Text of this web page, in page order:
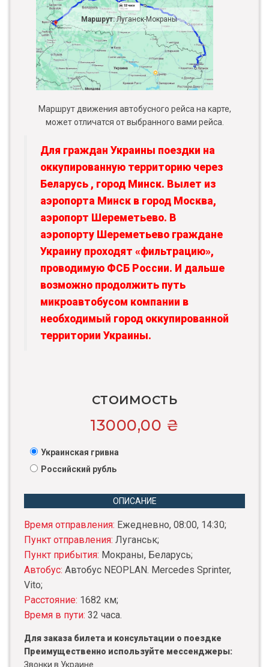
Маршрут:Луганск-Мокраны
Маршрут движения автобусного рейса на карте,
может отличатся от выбранного вами рейса.
Для граждан Украины поездки на
оккупированную территорию через
Беларусь , город Минск. Вылет из
аэропорта Минск в город Москва,
аэропорт Шереметьево. В
аэропорту Шереметьево граждане
Украину проходят «фильтрацию»,
проводимую ФСБ России. И дальше
возможно продолжить путь
микроавтобусом компании в
необходимый город оккупированной
территории Украины.
СТОИМОСТЬ
13000,00 ₴
Украинская гривна
Российский рубль
ОПИСАНИЕ
Время отправления: Ежедневно, 08:00, 14:30;
Пункт отправления: Луганськ;
Пункт прибытия: Мокраны, Беларусь;
Автобус: Автобус NEOPLAN. Mercedes Sprinter,
Vito;
Расстояние: 1682 км;
Время в пути: 32 часа.
Для заказа билета и консультации о поездке
Преимущественно используйте мессенджеры:
Звонки в Украине